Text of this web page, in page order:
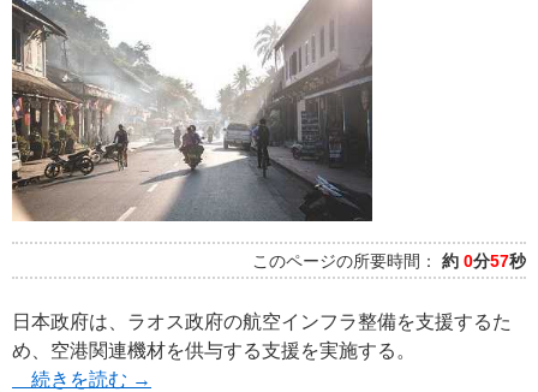
このページの所要時間： 約 0分57秒
日本政府は、ラオス政府の航空インフラ整備を支援するた
め、空港関連機材を供与する支援を実施する。
続きを読む →